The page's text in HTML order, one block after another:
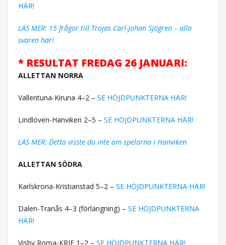
HÄR!
LÄS MER: 15 frågor till Trojas Carl-Johan Sjögren – alla
svaren här!
* RESULTAT FREDAG 26 JANUARI:
ALLETTAN NORRA
Vallentuna-Kiruna 4–2 – SE HÖJDPUNKTERNA HÄR!
Lindlöven-Hanviken 2–5 – SE HÖJDPUNKTERNA HÄR!
LÄS MER: Detta visste du inte om spelarna i Hanviken
ALLETTAN SÖDRA
Karlskrona-Kristianstad 5–2 – SE HÖJDPUNKTERNA HÄR!
Dalen-Tranås 4–3 (förlängning) – SE HÖJDPUNKTERNA
HÄR!
Visby Roma-KRIF 1–2 – SE HÖJDPUNKTERNA HÄR!